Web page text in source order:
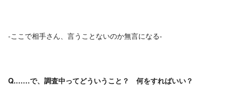
-ここで相手さん、言うことないのか無言になる-
Q.……で、調査中ってどういうこと？ 何をすればいい？